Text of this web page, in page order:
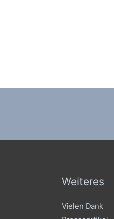
Weiteres
Vielen Dank